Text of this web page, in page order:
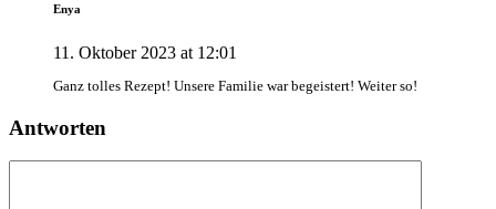
Enya
11. Oktober 2023 at 12:01
Ganz tolles Rezept! Unsere Familie war begeistert! Weiter so!
Antworten